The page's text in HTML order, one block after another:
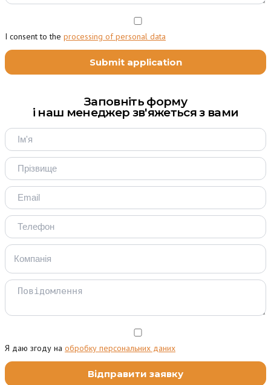
I consent to the processing of personal data
Заповніть форму
і наш менеджер зв'яжеться з вами
Я даю згоду на обробку персональних даних